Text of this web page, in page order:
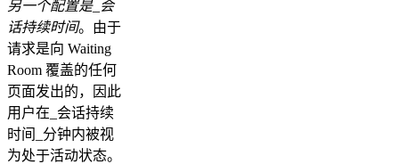
另一个配置是_会
话持续时间。由于
请求是向 Waiting
Room 覆盖的任何
页面发出的，因此
用户在_会话持续
时间_分钟内被视
为处于活动状态。